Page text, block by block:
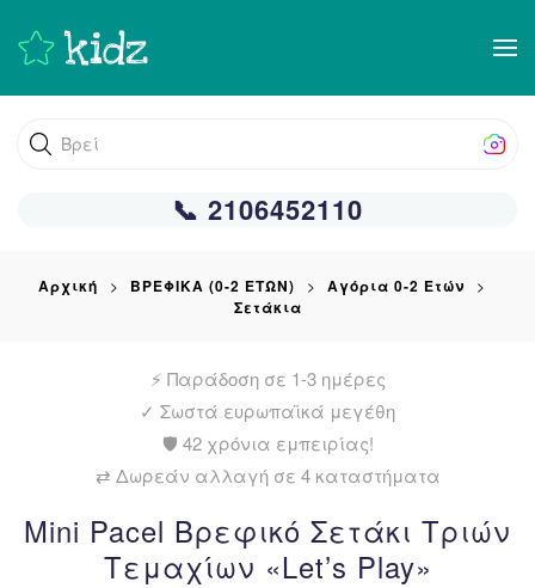
Skip
to
content
Βρείτε αυτ
📞 2106452110
Αρχική ΒΡΕΦΙΚΑ (0-2 ΕΤΩΝ)
Αγόρια 0-2 Ετών
Σετάκια
⚡ Παράδοση σε 1-3 ημέρες
✓ Σωστά ευρωπαϊκά μεγέθη
🛡️ 42 χρόνια εμπειρίας!
⇄ Δωρεάν αλλαγή σε 4 καταστήματα
Mini Pacel Βρεφικό Σετάκι Τριών
Τεμαχίων «Let’s Play»